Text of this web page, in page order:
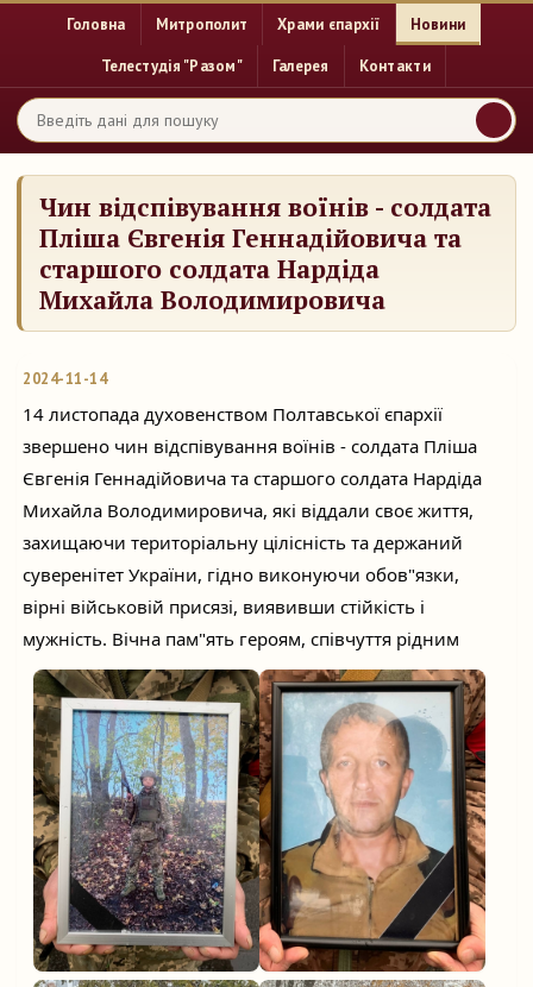
Головна Митрополит Храми єпархії Новини
Телестудія "Разом" Галерея Контакти
Чин відспівування воїнів - солдата
Пліша Євгенія Геннадійовича та
старшого солдата Нардіда
Михайла Володимировича
2024-11-14
14 листопада духовенством Полтавської єпархії
звершено чин відспівування воїнів - солдата Пліша
Євгенія Геннадійовича та старшого солдата Нардіда
Михайла Володимировича, які віддали своє життя,
захищаючи територіальну цілісність та держаний
суверенітет України, гідно виконуючи обов"язки,
вірні військовій присязі, виявивши стійкість і
мужність. Вічна пам"ять героям, співчуття рідним